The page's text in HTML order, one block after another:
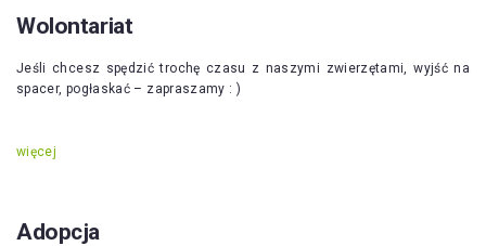
Wolontariat
Jeśli chcesz spędzić trochę czasu z naszymi zwierzętami, wyjść na
spacer, pogłaskać – zapraszamy : )
więcej
Adopcja